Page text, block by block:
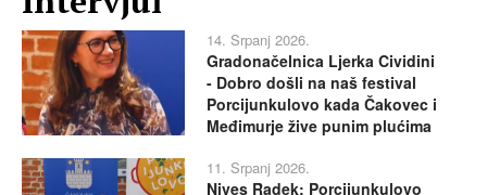
14. Srpanj 2026.
Gradonačelnica Ljerka Cividini
- Dobro došli na naš festival
Porcijunkulovo kada Čakovec i
Međimurje žive punim plućima
11. Srpanj 2026.
Nives Radek: Porcijunkulovo